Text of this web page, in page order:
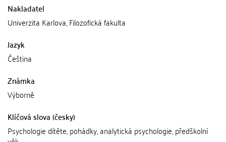
Nakladatel
Univerzita Karlova, Filozofická fakulta
Jazyk
Čeština
Známka
Výborně
Klíčová slova (česky)
Psychologie dítěte, pohádky, analytická psychologie, předškolní